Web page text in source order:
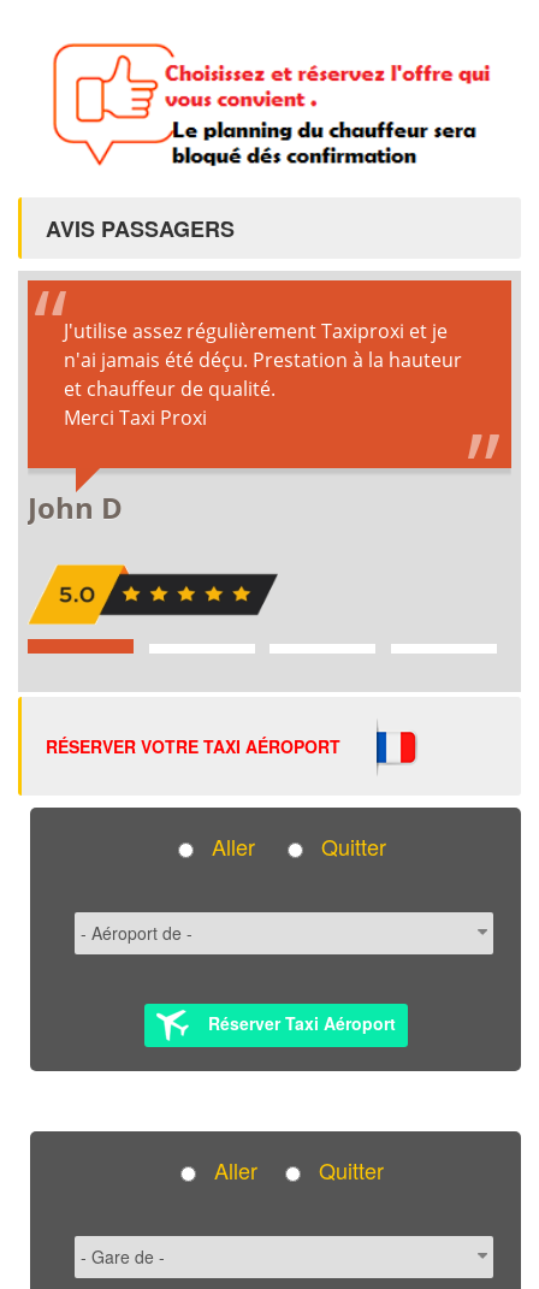
AVIS PASSAGERS
RÉSERVER VOTRE TAXI AÉROPORT
Aller Quitter
Réserver Taxi Aéroport
Aller Quitter